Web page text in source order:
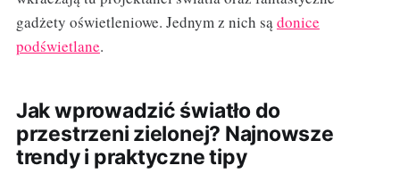
gadżety oświetleniowe. Jednym z nich sądonice
podświetlane.
Jak wprowadzić światło do
przestrzeni zielonej? Najnowsze
trendy i praktyczne tipy